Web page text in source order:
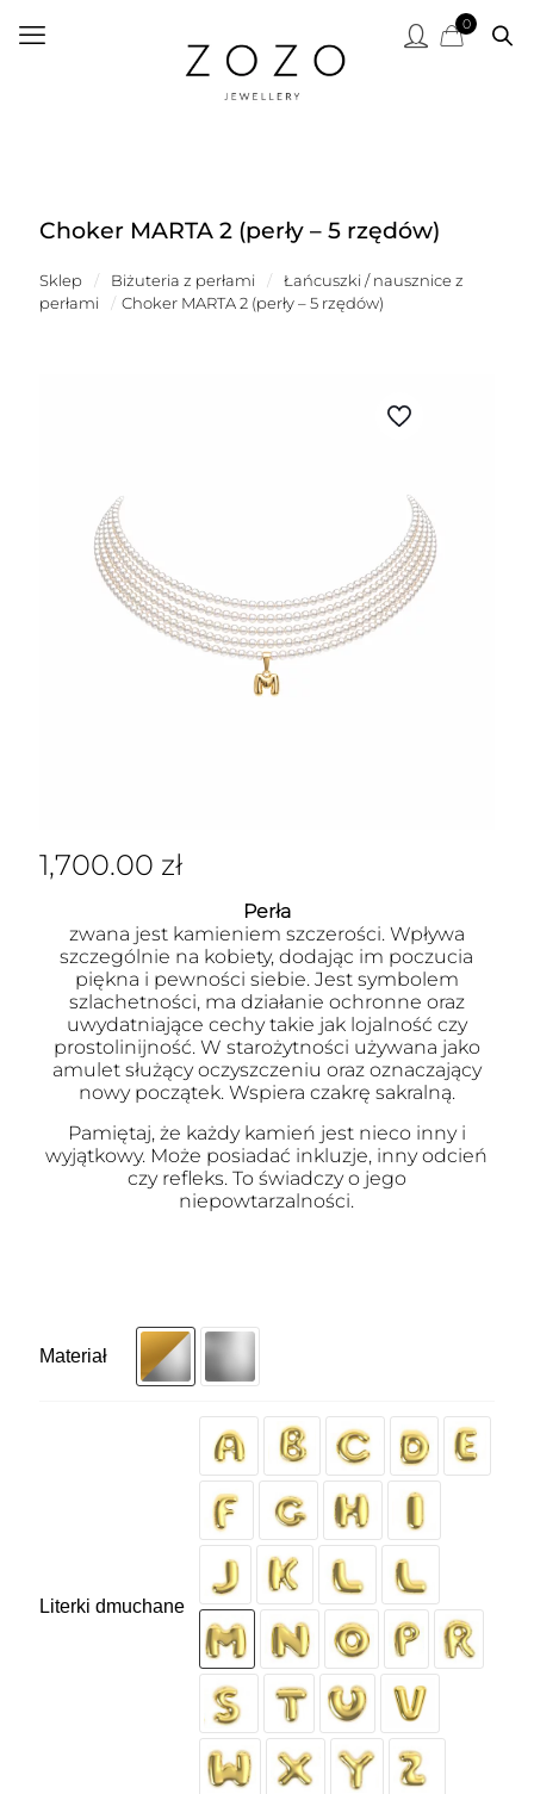
0
Choker MARTA 2 (perły – 5 rzędów)
Sklep / Biżuteria z perłami /
Łańcuszki / nausznice z
perłami
/ Choker MARTA 2 (perły – 5 rzędów)
1,700.00 zł
Perła
zwana jest kamieniem szczerości. Wpływa
szczególnie na kobiety, dodając im poczucia
piękna i pewności siebie. Jest symbolem
szlachetności, ma działanie ochronne oraz
uwydatniające cechy takie jak lojalność czy
prostolinijność. W starożytności używana jako
amulet służący oczyszczeniu oraz oznaczający
nowy początek. Wspiera czakrę sakralną.
Pamiętaj, że każdy kamień jest nieco inny i
wyjątkowy. Może posiadać inkluzje, inny odcień
czy refleks. To świadczy o jego
niepowtarzalności.
Materiał
Literki dmuchane